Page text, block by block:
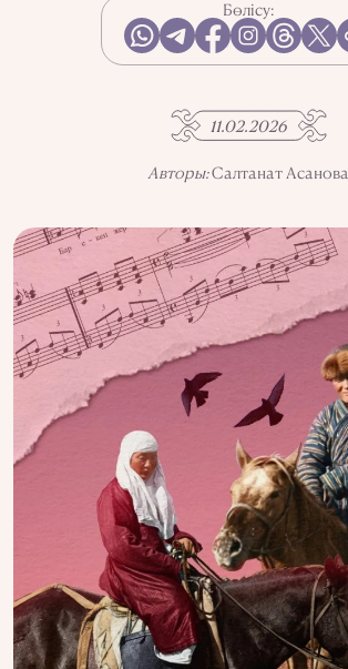
АҚПАРАТТЫ ПАЙДАЛАНУ
ҚҰПИЯЛЫЛЫҚ САЯСАТЫ
QALAM ЖОБАСЫ ТУРАЛЫ
Бөлісу:
11.02.2026
Авторы:Салтанат Асанова